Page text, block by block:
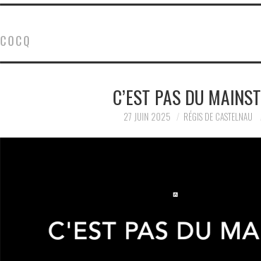
COCQ
C’EST PAS DU
27 JUIN 2025 RÉGIS DE CASTELNAU